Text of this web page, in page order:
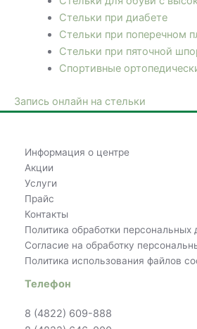
Стельки при диабете
Стельки при поперечном
Стельки при пяточной
Спортивные
Запись онлайн на стельки
Информация о центре
Акции
Услуги
Прайс
Контакты
Политика обработки персональных
Согласие на обработку
Политика использования файлов
Телефон
8 (4822) 609-888